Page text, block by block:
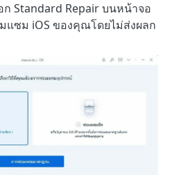
ก Standard Repair บนหน้าจอ
แซม iOS ของคุณโดยไม่ส่งผลก